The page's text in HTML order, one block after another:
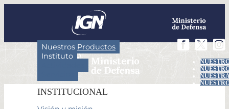
Nuestros Productos
Instituto
INSTITUCIONAL